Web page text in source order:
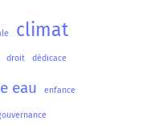
climat
droit dédicace
eau enfance